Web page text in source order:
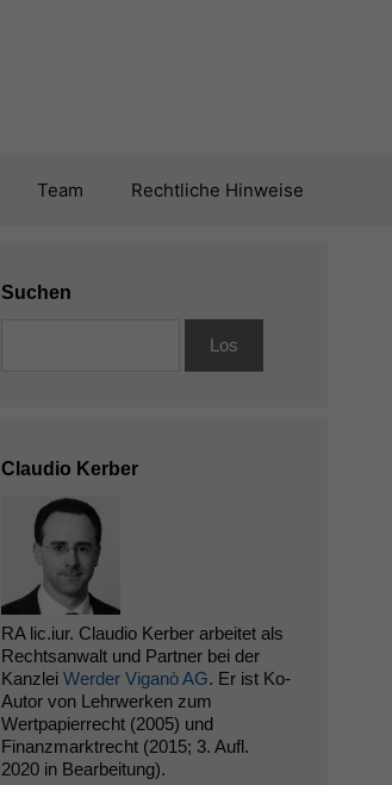
Team Rechtliche Hinweise
Suchen
Claudio Kerber
RA lic.iur. Claudio Kerber arbeitet als
Rechtsanwalt und Partner bei der
Kanzlei Werder Viganò AG. Er ist Ko-
Autor von Lehrwerken zum
Wertpapierrecht (2005) und
Finanzmarktrecht (2015; 3. Aufl.
2020 in Bearbeitung).